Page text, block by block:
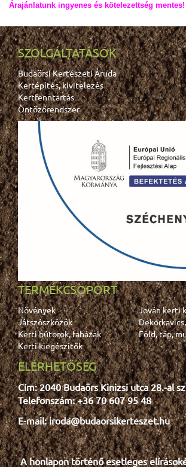
Árajánlatunk ingyenes és kötelezettség mentes!
SZOLGÁLTATÁSOK
Budaörsi Kertészeti Áruda
Kertépítés, kivitelezés
Kertfenntartás
Öntözőrendszer
TERMÉKCSOPORT
Növények
Jován kerti
Játszószközök
Kerti bútorok, faházak
Föld, táp,
Kerti kiegészítők
ELÉRHETŐSÉG
Cím: 2040 Budaörs Kinizsi utca 28.-al
Telefonszám: +36 70 607 95 48
E-mail: iroda@budaorsikerteszet.hu
A honlapon történő esetleges elír